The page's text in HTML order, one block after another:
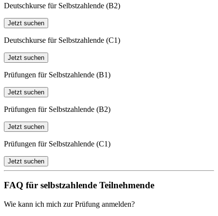
Deutschkurse für Selbstzahlende (B2)
Jetzt suchen
Deutschkurse für Selbstzahlende (C1)
Jetzt suchen
Prüfungen für Selbstzahlende (B1)
Jetzt suchen
Prüfungen für Selbstzahlende (B2)
Jetzt suchen
Prüfungen für Selbstzahlende (C1)
Jetzt suchen
FAQ für selbstzahlende Teilnehmende
Wie kann ich mich zur Prüfung anmelden?